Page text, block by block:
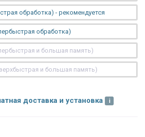
обработка) - рекомендуется
обработка)
и большая память)
и большая память)
доставка и установка